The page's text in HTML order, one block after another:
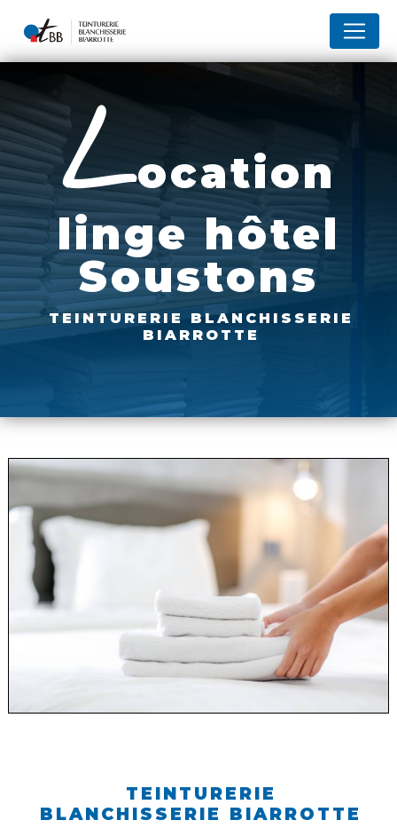
location
linge hôtel
Soustons
TEINTURERIE BLANCHISSERIE
BIARROTTE
TEINTURERIE
BLANCHISSERIE BIARROTTE